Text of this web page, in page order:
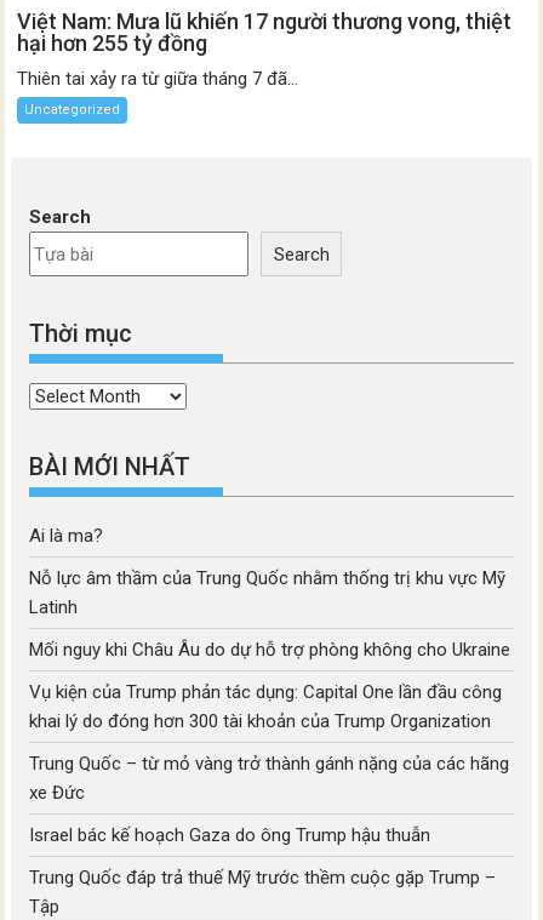
Việt Nam: Mưa lũ khiến 17 người thương vong, thiệt
hại hơn 255 tỷ đồng
Thiên tai xảy ra từ giữa tháng 7 đã...
Uncategorized
Search
Search
Thời mục
Thời
BÀI MỚI NHẤT
Ai là ma?
Nỗ lực âm thầm của Trung Quốc nhằm thống trị khu vực Mỹ
Latinh
Mối nguy khi Châu Âu do dự hỗ trợ phòng không cho Ukraine
Vụ kiện của Trump phản tác dụng: Capital One lần đầu công
khai lý do đóng hơn 300 tài khoản của Trump Organization
Trung Quốc – từ mỏ vàng trở thành gánh nặng của các hãng
xe Đức
Israel bác kế hoạch Gaza do ông Trump hậu thuẫn
Trung Quốc đáp trả thuế Mỹ trước thềm cuộc gặp Trump –
Tập